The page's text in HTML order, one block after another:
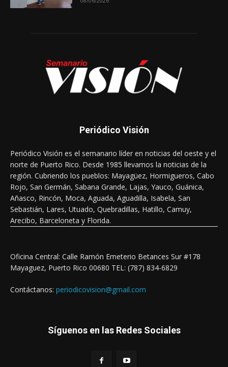
Periódico Visión
Periódico Visión es el semanario líder en noticias del oeste y el
norte de Puerto Rico. Desde 1985 llevamos la noticias de la
región. Cubriendo los pueblos: Mayagüez, Hormigueros, Cabo
Rojo, San Germán, Sabana Grande, Lajas, Yauco, Guánica,
Añasco, Rincón, Moca, Aguada, Aguadilla, Isabela, San
Sebastián, Lares, Utuado, Quebradillas, Hatillo, Camuy,
Arecibo, Barceloneta y Florida.
Oficina Central: Calle Ramón Emeterio Betances Sur #178
Mayaguez, Puerto Rico 00680 TEL: (787) 834-6829
Contáctanos: periodicovision@gmail.com
Síguenos en las Redes Sociales